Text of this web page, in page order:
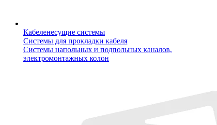
Кабеленесущие системы
Системы для прокладки кабеля
Системы напольных и подпольных каналов,
электромонтажных колон